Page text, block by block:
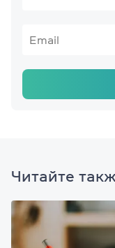
Читайте